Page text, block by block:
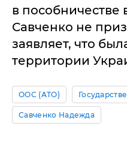
в пособничестве
Савченко не
заявляет, что
территории
ООС (АТО)
Савченко Надежда